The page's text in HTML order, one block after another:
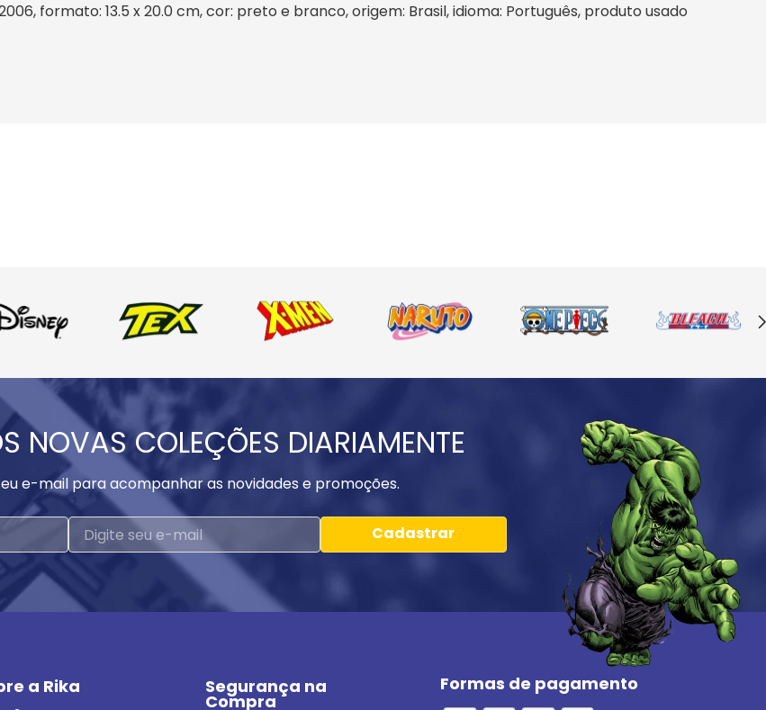
formato: 13.5 x 20.0 cm, cor: preto e branco, origem: Brasil, idioma: Português, produto usado
NOVAS COLEÇÕES DIARIAMENTE
e-mail para acompanhar as novidades e promoções.
Cadastrar
a Rika Segurança na
Compra
Formas de pagamento